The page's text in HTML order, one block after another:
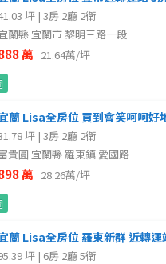
~
地下室
坪 | 3房 2廳 2衛
蘭縣 宜蘭市 黎明三路一段
萬 21.64萬/坪
坪 | 3房 2廳 2衛
貴圓 宜蘭縣 羅東鎮 愛國路
萬 28.26萬/坪
蘭 Lisa全房位 羅東新群 近轉運
坪 | 6房 2廳 5衛